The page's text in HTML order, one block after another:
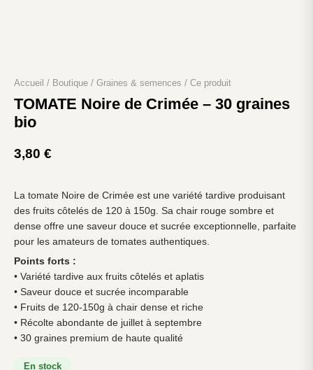
Accueil / Boutique / Graines & semences / Ce produit
TOMATE Noire de Crimée – 30 graines
bio
3,80 €
La tomate Noire de Crimée est une variété tardive produisant
des fruits côtelés de 120 à 150g. Sa chair rouge sombre et
dense offre une saveur douce et sucrée exceptionnelle, parfaite
pour les amateurs de tomates authentiques.
Points forts :
• Variété tardive aux fruits côtelés et aplatis
• Saveur douce et sucrée incomparable
• Fruits de 120-150g à chair dense et riche
• Récolte abondante de juillet à septembre
• 30 graines premium de haute qualité
En stock